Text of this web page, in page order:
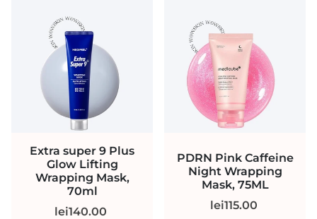
Extra super 9 Plus
Glow Lifting
Wrapping Mask,
70ml
lei140.00
PDRN Pink Caffeine
Night Wrapping
Mask, 75ML
lei115.00